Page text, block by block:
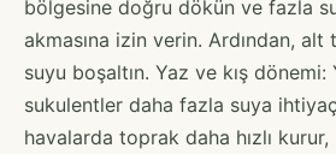
bölgesine doğru dökün ve fazla
akmasına izin verin. Ardından,
suyu boşaltın. Yaz ve kış dönemi:
sukulentler daha fazla suya
havalarda toprak daha hızlı